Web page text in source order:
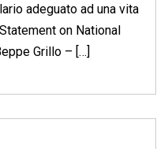
adeguato ad una vita
on National
Grillo – […]